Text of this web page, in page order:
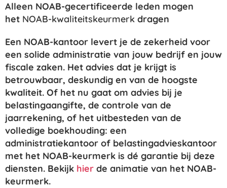
Alleen NOAB-gecertificeerde leden mogen
het NOAB-kwaliteitskeurmerk dragen
Een NOAB-kantoor levert je de zekerheid voor
een solide administratie van jouw bedrijf en jouw
fiscale zaken. Het advies dat je krijgt is
betrouwbaar, deskundig en van de hoogste
kwaliteit. Of het nu gaat om advies bij je
belastingaangifte, de controle van de
jaarrekening, of het uitbesteden van de
volledige boekhouding: een
administratiekantoor of belastingadvieskantoor
met het NOAB-keurmerk is dé garantie bij deze
diensten. Bekijk hier de animatie van het NOAB-
keurmerk.